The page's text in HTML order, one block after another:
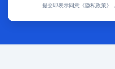
提交即表示同意《隐私政策》